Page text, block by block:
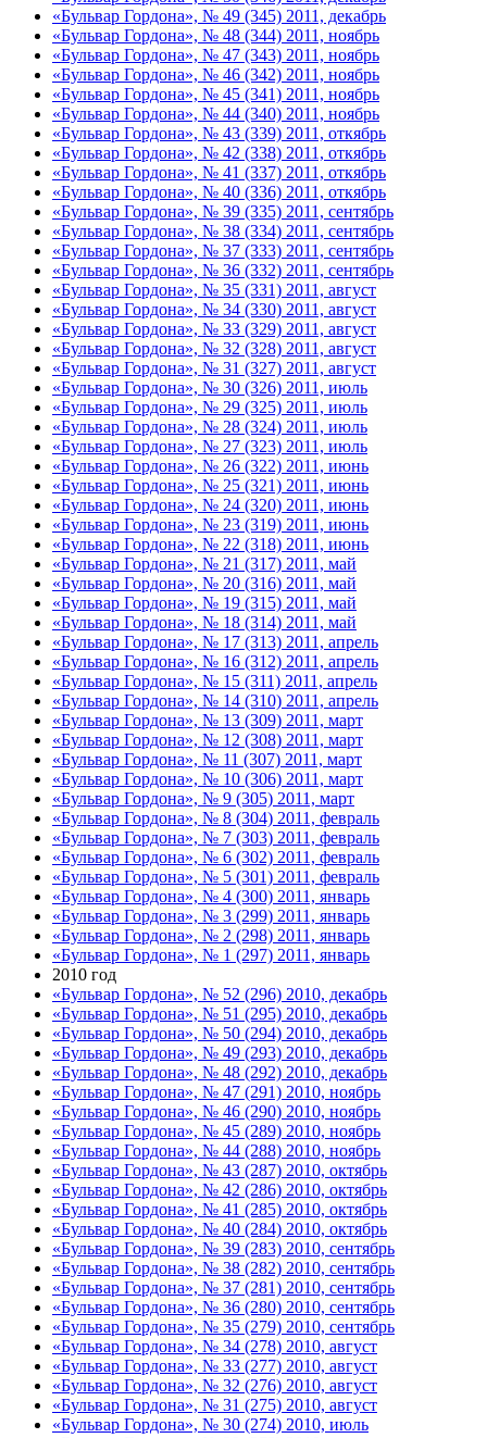
«Бульвар Гордона», № 49 (345) 2011, декабрь
«Бульвар Гордона», № 48 (344) 2011, ноябрь
«Бульвар Гордона», № 47 (343) 2011, ноябрь
«Бульвар Гордона», № 46 (342) 2011, ноябрь
«Бульвар Гордона», № 45 (341) 2011, ноябрь
«Бульвар Гордона», № 44 (340) 2011, ноябрь
«Бульвар Гордона», № 43 (339) 2011, откябрь
«Бульвар Гордона», № 42 (338) 2011, откябрь
«Бульвар Гордона», № 41 (337) 2011, откябрь
«Бульвар Гордона», № 40 (336) 2011, откябрь
«Бульвар Гордона», № 39 (335) 2011, сентябрь
«Бульвар Гордона», № 38 (334) 2011, сентябрь
«Бульвар Гордона», № 37 (333) 2011, сентябрь
«Бульвар Гордона», № 36 (332) 2011, сентябрь
«Бульвар Гордона», № 35 (331) 2011, август
«Бульвар Гордона», № 34 (330) 2011, август
«Бульвар Гордона», № 33 (329) 2011, август
«Бульвар Гордона», № 32 (328) 2011, август
«Бульвар Гордона», № 31 (327) 2011, август
«Бульвар Гордона», № 30 (326) 2011, июль
«Бульвар Гордона», № 29 (325) 2011, июль
«Бульвар Гордона», № 28 (324) 2011, июль
«Бульвар Гордона», № 27 (323) 2011, июль
«Бульвар Гордона», № 26 (322) 2011, июнь
«Бульвар Гордона», № 25 (321) 2011, июнь
«Бульвар Гордона», № 24 (320) 2011, июнь
«Бульвар Гордона», № 23 (319) 2011, июнь
«Бульвар Гордона», № 22 (318) 2011, июнь
«Бульвар Гордона», № 21 (317) 2011, май
«Бульвар Гордона», № 20 (316) 2011, май
«Бульвар Гордона», № 19 (315) 2011, май
«Бульвар Гордона», № 18 (314) 2011, май
«Бульвар Гордона», № 17 (313) 2011, апрель
«Бульвар Гордона», № 16 (312) 2011, апрель
«Бульвар Гордона», № 15 (311) 2011, апрель
«Бульвар Гордона», № 14 (310) 2011, апрель
«Бульвар Гордона», № 13 (309) 2011, март
«Бульвар Гордона», № 12 (308) 2011, март
«Бульвар Гордона», № 11 (307) 2011, март
«Бульвар Гордона», № 10 (306) 2011, март
«Бульвар Гордона», № 9 (305) 2011, март
«Бульвар Гордона», № 8 (304) 2011, февраль
«Бульвар Гордона», № 7 (303) 2011, февраль
«Бульвар Гордона», № 6 (302) 2011, февраль
«Бульвар Гордона», № 5 (301) 2011, февраль
«Бульвар Гордона», № 4 (300) 2011, январь
«Бульвар Гордона», № 3 (299) 2011, январь
«Бульвар Гордона», № 2 (298) 2011, январь
«Бульвар Гордона», № 1 (297) 2011, январь
2010 год
«Бульвар Гордона», № 52 (296) 2010, декабрь
«Бульвар Гордона», № 51 (295) 2010, декабрь
«Бульвар Гордона», № 50 (294) 2010, декабрь
«Бульвар Гордона», № 49 (293) 2010, декабрь
«Бульвар Гордона», № 48 (292) 2010, декабрь
«Бульвар Гордона», № 47 (291) 2010, ноябрь
«Бульвар Гордона», № 46 (290) 2010, ноябрь
«Бульвар Гордона», № 45 (289) 2010, ноябрь
«Бульвар Гордона», № 44 (288) 2010, ноябрь
«Бульвар Гордона», № 43 (287) 2010, октябрь
«Бульвар Гордона», № 42 (286) 2010, октябрь
«Бульвар Гордона», № 41 (285) 2010, октябрь
«Бульвар Гордона», № 40 (284) 2010, октябрь
«Бульвар Гордона», № 39 (283) 2010, сентябрь
«Бульвар Гордона», № 38 (282) 2010, сентябрь
«Бульвар Гордона», № 37 (281) 2010, сентябрь
«Бульвар Гордона», № 36 (280) 2010, сентябрь
«Бульвар Гордона», № 35 (279) 2010, сентябрь
«Бульвар Гордона», № 34 (278) 2010, август
«Бульвар Гордона», № 33 (277) 2010, август
«Бульвар Гордона», № 32 (276) 2010, август
«Бульвар Гордона», № 31 (275) 2010, август
«Бульвар Гордона», № 30 (274) 2010, июль